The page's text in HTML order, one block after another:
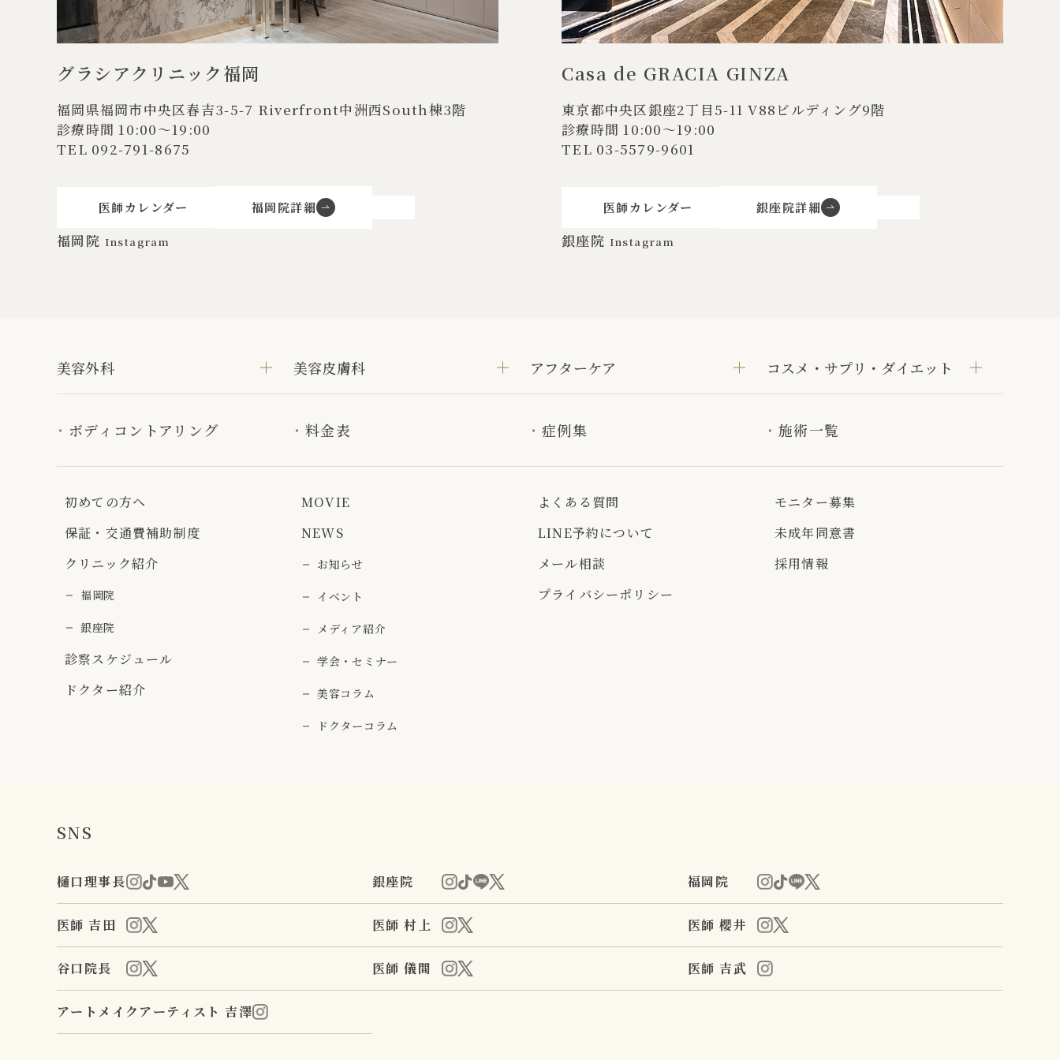
グラシアクリニック福岡
福岡県福岡市中央区春吉3-5-7 Riverfront中洲西South棟3階
診療時間 10:00〜19:00
TEL 092-791-8675
医師カレンダー 福岡院詳細
福岡院 Instagram
Casa de GRACIA GINZA
東京都中央区銀座2丁目5-11V88ビルディング9階
診療時間 10:00〜19:00
TEL 03-5579-9601
医師カレンダー 銀座院詳細
銀座院 Instagram
美容外科 美容皮膚科 アフターケア コスメ・サプリ・ダイエット
ボディコントアリング 料金表 症例集 施術一覧
初めての方へ
保証・交通費補助制度
クリニック紹介
福岡院
銀座院
診察スケジュール
ドクター紹介
MOVIE
NEWS
お知らせ
イベント
メディア紹介
学会・セミナー
美容コラム
ドクターコラム
よくある質問
LINE予約について
メール相談
プライバシーポリシー
モニター募集
未成年同意書
採用情報
SNS
樋口理事長 銀座院 福岡院
医師 吉田 医師 村上 医師 櫻井
谷口院長 医師 儀間 医師 吉武
アートメイクアーティスト 吉澤